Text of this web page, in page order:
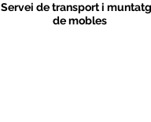
Servei de transport i
de mobles